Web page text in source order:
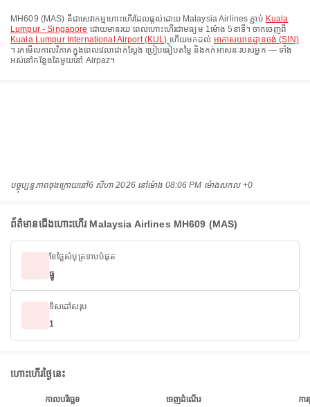
MH609 (MAS) គឺជាសេវាកម្មហោះហើរដែលផ្តល់ដោយ Malaysia Airlines ភ្ជាប់ Kuala
Lumpur - Singapore ដោយមានរយៈពេលហោះហើរជាមធ្យម 1ម៉ោង 5នាទី។ ចាកចេញពី
Kuala Lumpur International Airport (KUL) ហើយមកដល់ អាកាសយានដ្ឋានចង់ (SIN)
។ រកមើលកាលវិភាគក្នុងពេលវេលាជាក់ស្តែង ប្រៀបធៀបតម្លៃ និងកក់អាសនៈរបស់អ្នក — ទាំង
អស់នៅកន្លែងតែមួយនៅ Airpaz។
បច្ចុប្បន្នភាពចុងក្រោយនៅ6 សីហា 2026 នៅ​ម៉ោង 08:06 PM ម៉ោង​សកល +0
ព័ត៌មានជើងហោះហើរ Malaysia Airlines MH609 (MAS)
ខែថ្លៃសំបុត្រទាបបំផុត
ធ្នូ
ទិសដៅសរុប
1
ហោះហើរថ្ងៃនេះ
កាលបរិច្ឆេទ ចេញដំណើរ កា